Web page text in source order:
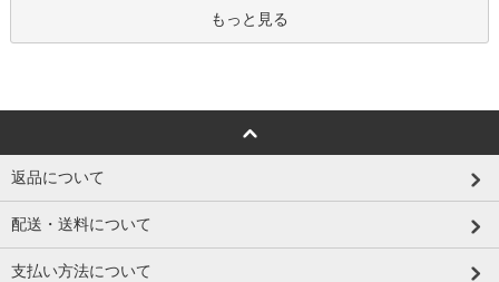
もっと見る
返品について
配送・送料について
支払い方法について